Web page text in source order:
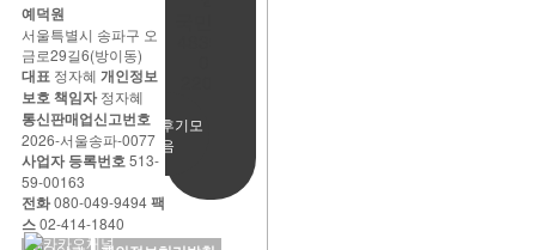
사용후기모
음
예덕원
서울특별시 송파구 오
금로29길6(방이동)
대표 정자혜 개인정보
보호 책임자정자혜
통신판매업신고번호
2026-서울송파-0077
사업자 등록번호513-
59-00163
전화080-049-9494팩
스02-414-1840